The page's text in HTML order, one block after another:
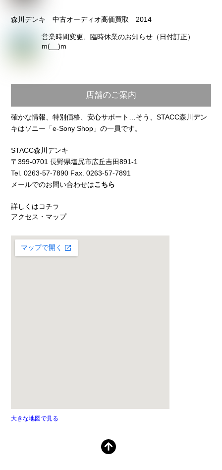
森川デンキ 中古オーディオ高価買取 2014
営業時間変更、臨時休業のお知らせ（日付訂正）
m(__)m
店舗のご案内
確かな情報、特別価格、安心サポート…そう、STACC森川デン
キはソニー「e-Sony Shop」の一員です。
STACC森川デンキ
〒399-0701 長野県塩尻市広丘吉田891-1
Tel. 0263-57-7890 Fax. 0263-57-7891
メールでのお問い合わせはこちら
詳しくはコチラ
アクセス・マップ
大きな地図で見る